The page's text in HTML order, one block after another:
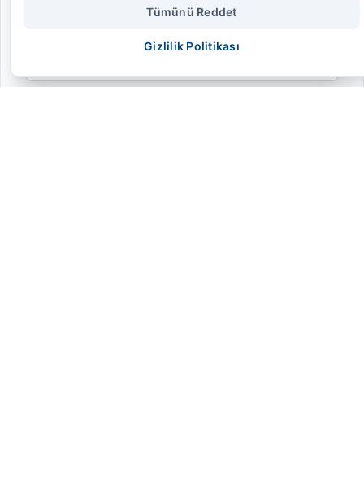
3240 3241 B
4144 B 4146 B
Tümünü Reddet
Gizlilik Politikası